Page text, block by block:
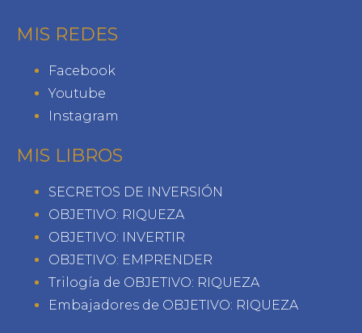
MIS REDES
Facebook
Youtube
Instagram
MIS LIBROS
SECRETOS DE INVERSIÓN
OBJETIVO: RIQUEZA
OBJETIVO: INVERTIR
OBJETIVO: EMPRENDER
Trilogía de OBJETIVO: RIQUEZA
Embajadores de OBJETIVO: RIQUEZA